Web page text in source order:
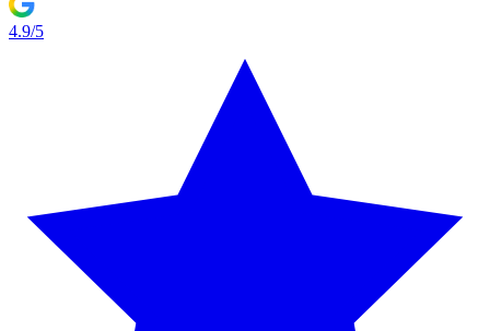
4.9/5